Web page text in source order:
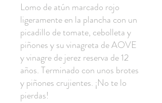
Lomo de atún marcado rojo
ligeramente en la plancha con un
picadillo de tomate, cebolleta y
piñones y su vinagreta de AOVE
y vinagre de jerez reserva de 12
años. Terminado con unos brotes
y piñones crujientes. ¡No te lo